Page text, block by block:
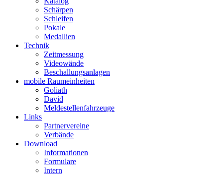
Schärpen
Schleifen
Pokale
Medallien
Technik
Zeitmessung
Videowände
Beschallungsanlagen
mobile Raumeinheiten
Goliath
David
Meldestellenfahrzeuge
Links
Partnervereine
Verbände
Download
Informationen
Formulare
Intern